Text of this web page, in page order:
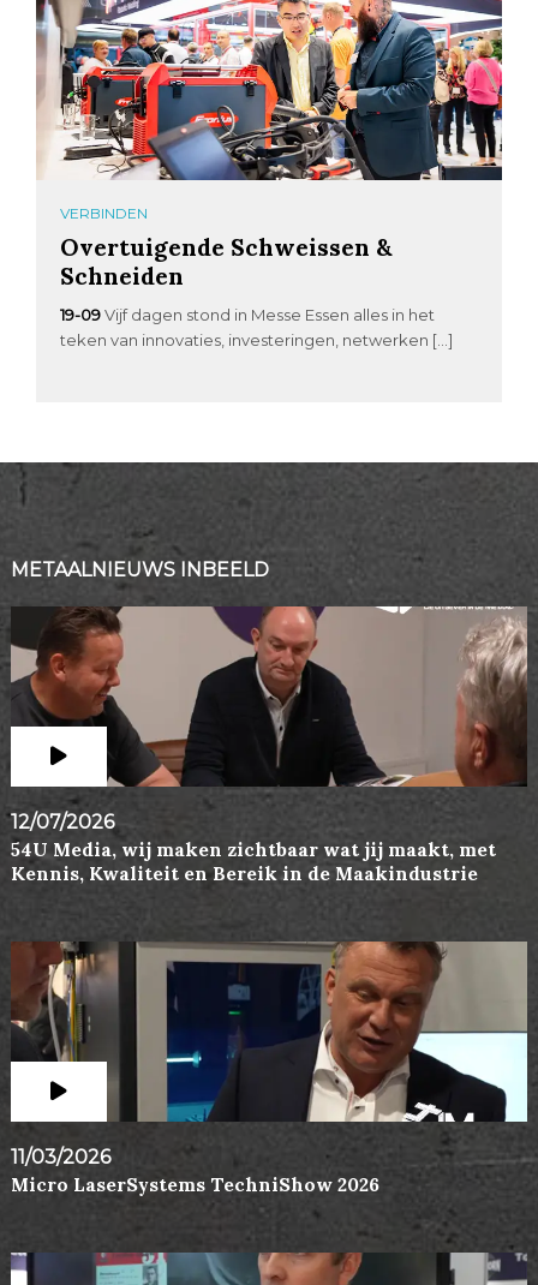
VERBINDEN
Overtuigende Schweissen &
Schneiden
19-09 Vijf dagen stond in Messe Essen alles in het
teken van innovaties, investeringen, netwerken […]
METAALNIEUWS INBEELD
12/07/2026
54U Media, wij maken zichtbaar wat jij maakt, met
Kennis, Kwaliteit en Bereik in de Maakindustrie
11/03/2026
Micro LaserSystems TechniShow 2026